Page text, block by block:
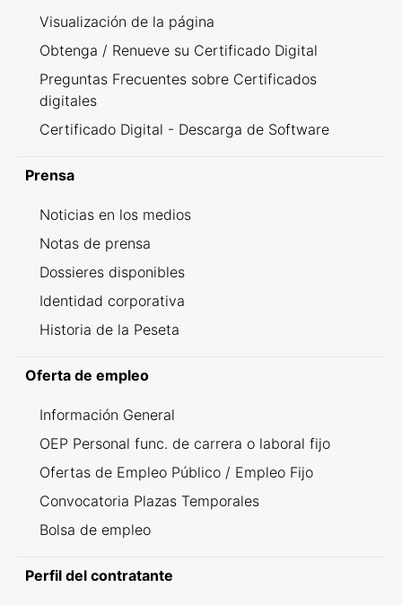
Visualización de la página
Obtenga / Renueve su Certificado Digital
Preguntas Frecuentes sobre Certificados
digitales
Certificado Digital - Descarga de Software
Prensa
Noticias en los medios
Notas de prensa
Dossieres disponibles
Identidad corporativa
Historia de la Peseta
Oferta de empleo
Información General
OEP Personal func. de carrera o laboral fijo
Ofertas de Empleo Público / Empleo Fijo
Convocatoria Plazas Temporales
Bolsa de empleo
Perfil del contratante